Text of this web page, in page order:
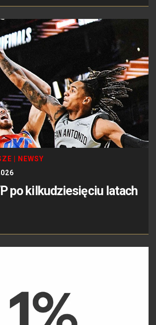
NEWSY
po kilkudziesięciu latach